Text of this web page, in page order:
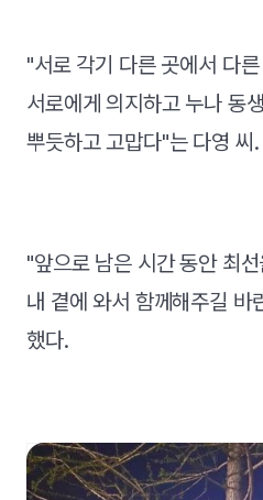
"서로 각기 다른 곳에서 다
서로에게 의지하고 누나 동
뿌듯하고 고맙다"는 다영 씨.
"앞으로 남은 시간 동안 최
내 곁에 와서 함께해주길 바
했다.